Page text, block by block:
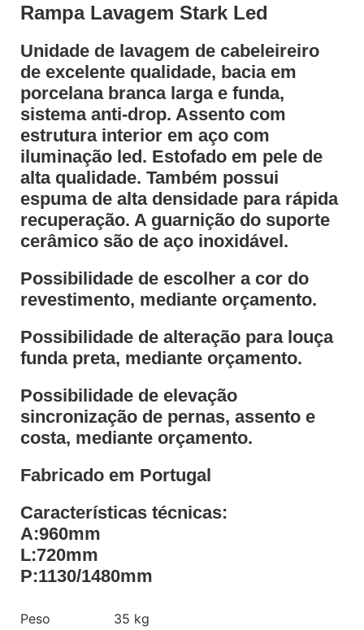
Rampa Lavagem Stark Led
Unidade de lavagem de cabeleireiro
de excelente qualidade, bacia em
porcelana branca larga e funda,
sistema anti-drop. Assento com
estrutura interior em aço com
iluminação led. Estofado em pele de
alta qualidade. Também possui
espuma de alta densidade para rápida
recuperação. A guarnição do suporte
cerâmico são de aço inoxidável.
Possibilidade de escolher a cor do
revestimento, mediante orçamento.
Possibilidade de alteração para louça
funda preta, mediante orçamento.
Possibilidade de elevação
sincronização de pernas, assento e
costa, mediante orçamento.
Fabricado em Portugal
Características técnicas:
A:960mm
L:720mm
P:1130/1480mm
Peso
35 kg